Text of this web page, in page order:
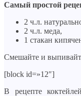
Самый простой
2 ч.л.
2 ч.л. меда,
1 стакан
Смешайте и
[block id=»12″]
В рецепте